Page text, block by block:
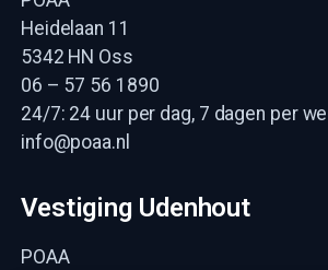
Heidelaan 11
5342 HN Oss
06 – 57 56 1890
24/7: 24 uur per dag, 7 dagen per
info@poaa.nl
Vestiging Udenhout
POAA